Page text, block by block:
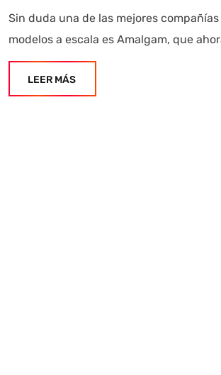
Sin duda una de las mejores
modelos a escala es Amalgam, que
LEER MÁS